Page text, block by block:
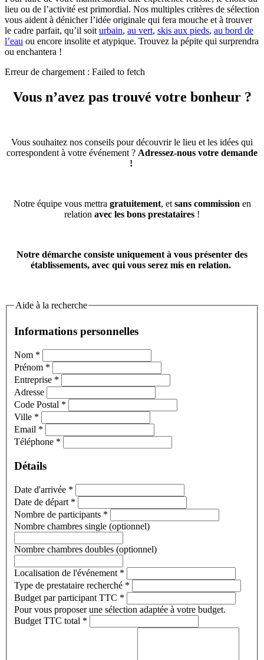
lieu ou de l’activité est primordial. Nos multiples critères de sélection
vous aident à dénicher l’idée originale qui fera mouche et à trouver
le cadre parfait, qu’il soit urbain, au vert, skis aux pieds, au bord de
l’eau ou encore insolite et atypique. Trouvez la pépite qui surprendra
ou enchantera !
Erreur de chargement : Failed to fetch
Vous n’avez pas trouvé votre bonheur ?
Vous souhaitez nos conseils pour découvrir le lieu et les idées qui
correspondent à votre événement ? Adressez-nous votre demande
!
Notre équipe vous mettra gratuitement, et sans commission en
relation avec les bons prestataires !
Notre démarche consiste uniquement à vous présenter des
établissements, avec qui vous serez mis en relation.
Aide à la recherche
Informations personnelles
Nom *
Prénom *
Entreprise *
Adresse
Code Postal *
Ville *
Email *
Téléphone *
Détails
Date d'arrivée *
Date de départ *
Nombre de participants *
Nombre chambres single (optionnel)
Nombre chambres doubles (optionnel)
Localisation de l'événement *
Type de prestataire recherché *
Budget par participant TTC *
Pour vous proposer une sélection adaptée à votre budget.
Budget TTC total *